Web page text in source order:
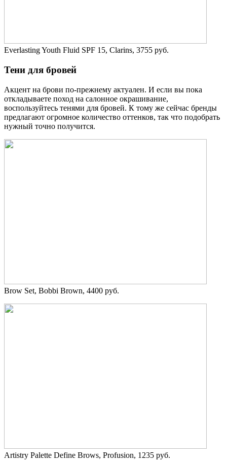
Everlasting Youth Fluid SPF 15, Clarins, 3755 руб.
Тени для бровей
Акцент на брови по-прежнему актуален. И если вы пока
откладываете поход на салонное окрашивание,
воспользуйтесь тенями для бровей. К тому же сейчас бренды
предлагают огромное количество оттенков, так что подобрать
нужный точно получится.
Brow Set, Bobbi Brown, 4400 руб.
Artistry Palette Define Brows, Profusion, 1235 руб.